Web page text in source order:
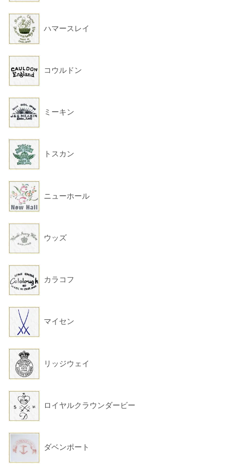
ハマースレイ
コウルドン
ミーキン
トスカン
ニューホール
ウッズ
カラコフ
マイセン
リッジウェイ
ロイヤルクラウンダービー
ダベンポート